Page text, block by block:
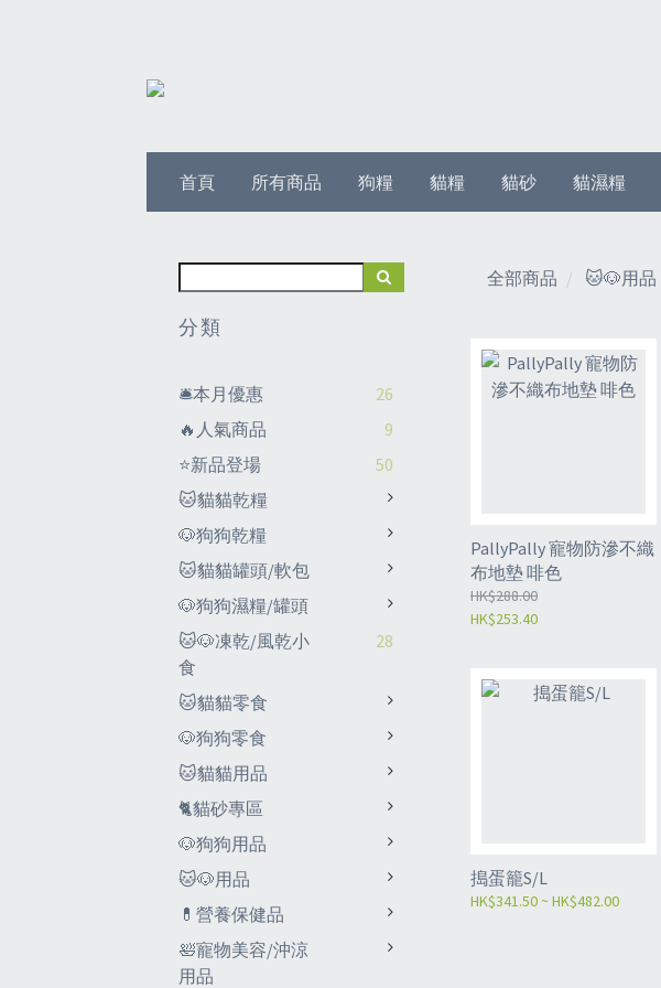
首頁 所有商品 狗糧 貓糧 貓砂 貓濕糧
分類
🛎️本月優惠
26
🔥人氣商品
9
⭐新品登場
50
🐱貓貓乾糧
🐶狗狗乾糧
🐱貓貓罐頭/軟包
🐶狗狗濕糧/罐頭
🐱🐶凍乾/風乾小
食
28
🐱貓貓零食
🐶狗狗零食
🐱貓貓用品
🐈貓砂專區
🐶狗狗用品
🐱🐶用品
💊營養保健品
🛀寵物美容/沖涼
用品
全部商品 🐱🐶用品
PallyPally 寵物防滲不織
布地墊 啡色
HK$288.00
HK$253.40
搗蛋籠S/L
HK$341.50 ~ HK$482.00